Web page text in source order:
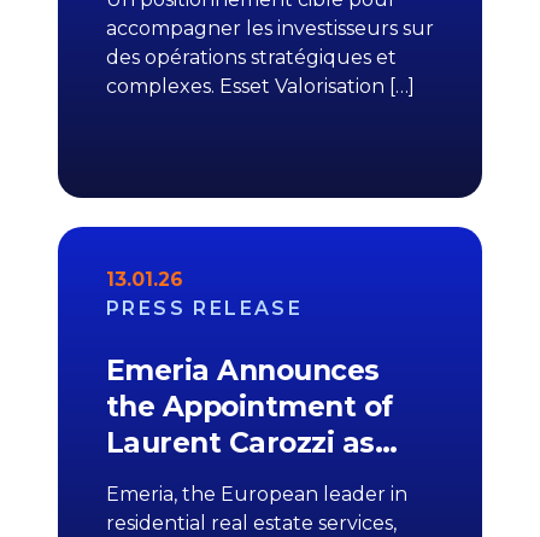
accompagner les investisseurs sur
des opérations stratégiques et
complexes. Esset Valorisation […]
13.01.26
PRESS RELEASE
Emeria Announces
the Appointment of
Laurent Carozzi as…
Emeria, the European leader in
residential real estate services,